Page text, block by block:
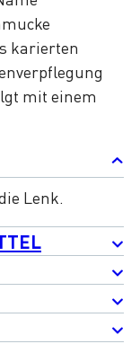
karierten
mit einem
Lenk.